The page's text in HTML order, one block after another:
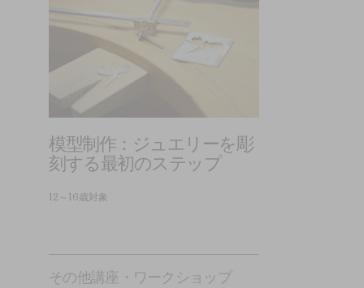
模型制作：ジュエリーを彫
刻する最初のステップ
12～16歳対象
その他講座・ワークショップ